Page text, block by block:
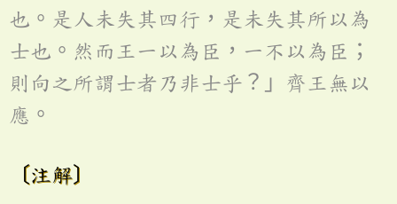
也。是人未失其四行，是未失其所以為
士也。然而王一以為臣，一不以為臣；
則向之所謂士者乃非士乎？」齊王無以
應。
〔注解〕